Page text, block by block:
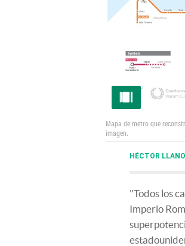
Mapa de metro que
imagen.
HÉCTOR
"Todos los
Imperio